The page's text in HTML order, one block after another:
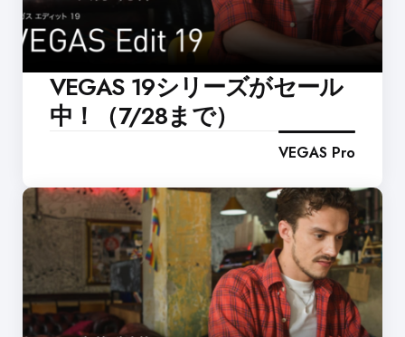
VEGAS 19シリーズがセール
中！（7/28まで）
VEGAS Pro